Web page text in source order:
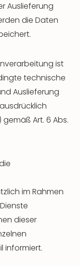
Auslieferung
die Daten
ist
technische
Auslieferung
Art. 6 Abs.
im Rahmen
dieser
informiert.